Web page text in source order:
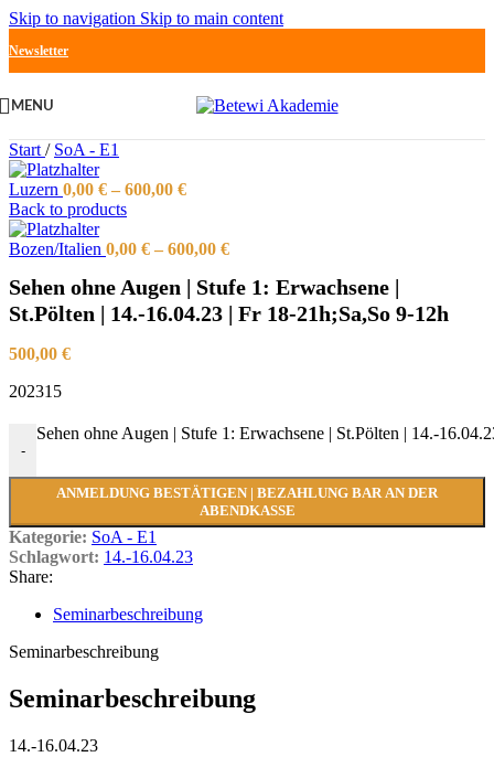
Skip to navigation Skip to main content
Newsletter
MENU
Start / SoA - E1
Luzern 0,00 € – 600,00 €
Back to products
Bozen/Italien 0,00 € – 600,00 €
Sehen ohne Augen | Stufe 1: Erwachsene |
St.Pölten | 14.-16.04.23 | Fr 18-21h;Sa,So 9-12h
500,00 €
202315
-
Sehen ohne Augen | Stufe 1: Erwachsene | St.Pölten | 14.-
ANMELDUNG BESTÄTIGEN | BEZAHLUNG BAR AN DER
ABENDKASSE
Kategorie: SoA - E1
Schlagwort: 14.-16.04.23
Share:
Seminarbeschreibung
Seminarbeschreibung
Seminarbeschreibung
14.-16.04.23